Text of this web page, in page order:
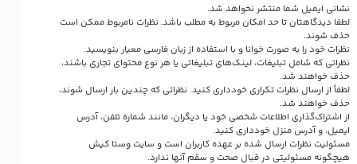
نشانی ایمیل شما منتشر نخواهد شد.
لطفا دیدگاهتان تا حد امکان مربوط به مطلب باشد. نظرات نامربوط ممکن است
حذف شوند.
نظرات خود را به صورت خوانا و با استفاده از زبان فارسی معیار بنویسید.
نظراتی که شامل تبلیغات، لینک‌های تبلیغاتی یا هر نوع محتوای تجاری باشند،
حذف خواهند شد.
لطفاً از ارسال نظرات تکراری خودداری کنید. نظراتی که چندین بار ارسال شوند،
حذف خواهند شد.
از اشتراک‌گذاری اطلاعات شخصی خود یا دیگران، مانند شماره تلفن، آدرس
ایمیل، و آدرس منزل خودداری کنید.
مسئولیت نظرات ارسال شده بر عهده کاربران است و سایت وستا کیش
هیچگونه مسئولیتی در قبال صحت و سقم آنها ندارد.